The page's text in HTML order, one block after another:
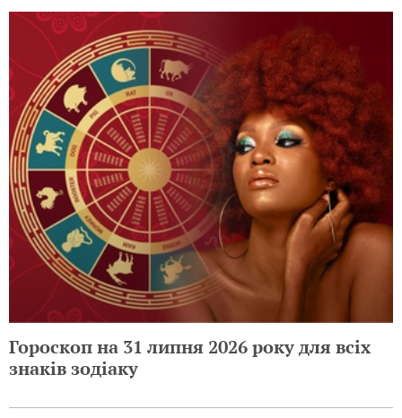
Гороскоп на 31 липня 2026 року для всіх
знаків зодіаку